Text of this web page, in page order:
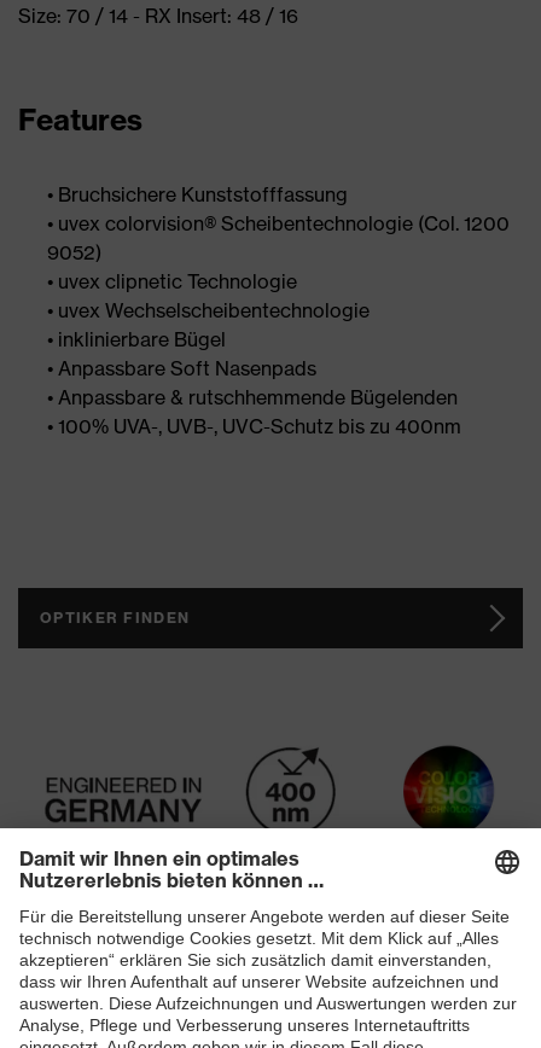
Size: 70 / 14 - RX Insert: 48 / 16
Features
• Bruchsichere Kunststofffassung
• uvex colorvision® Scheibentechnologie (Col. 1200
9052)
• uvex clipnetic Technologie
• uvex Wechselscheibentechnologie
• inklinierbare Bügel
• Anpassbare Soft Nasenpads
• Anpassbare & rutschhemmende Bügelenden
• 100% UVA-, UVB-, UVC-Schutz bis zu 400nm
OPTIKER FINDEN